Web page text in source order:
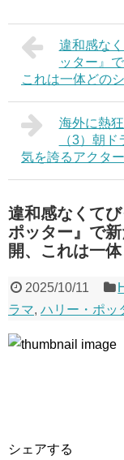
違和感な
ッター』
これは一体どの
海外に熱
（3）朝
気を誇るアクタ
違和感なくて
ポッター』で
開、これは一
2025/10/11
ラマ, ハリー・ポッ
シェアする